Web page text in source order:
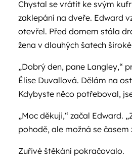
Chystal se vrátit ke svým
zaklepání na dveře. Edward
otevřel. Před domem stála
žena v dlouhých šatech
„Dobrý den, pane Langley,“
Élise Duvallová. Dělám na
Kdybyste něco potřeboval,
„Moc děkuji,“ začal Edward.
pohodě, ale možná se
Zuřivé štěkání pokračovalo.